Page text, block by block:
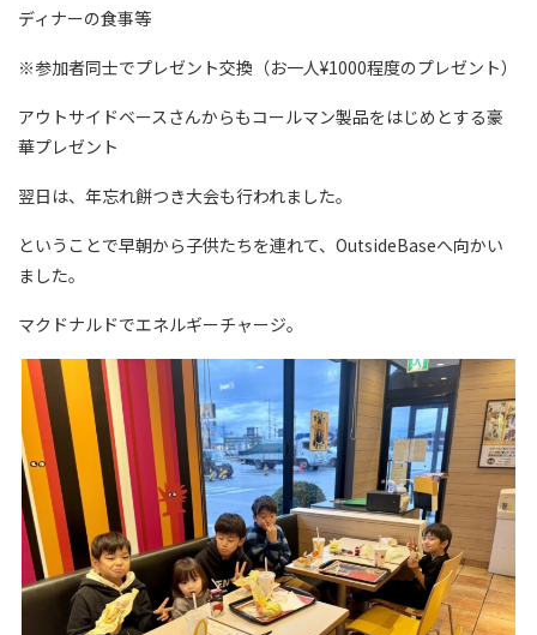
ディナーの食事等
※参加者同士でプレゼント交換（お一人¥1000程度のプレゼント）
アウトサイドベースさんからもコールマン製品をはじめとする豪
華プレゼント
翌日は、年忘れ餅つき大会も行われました。
ということで早朝から子供たちを連れて、OutsideBaseへ向かい
ました。
マクドナルドでエネルギーチャージ。